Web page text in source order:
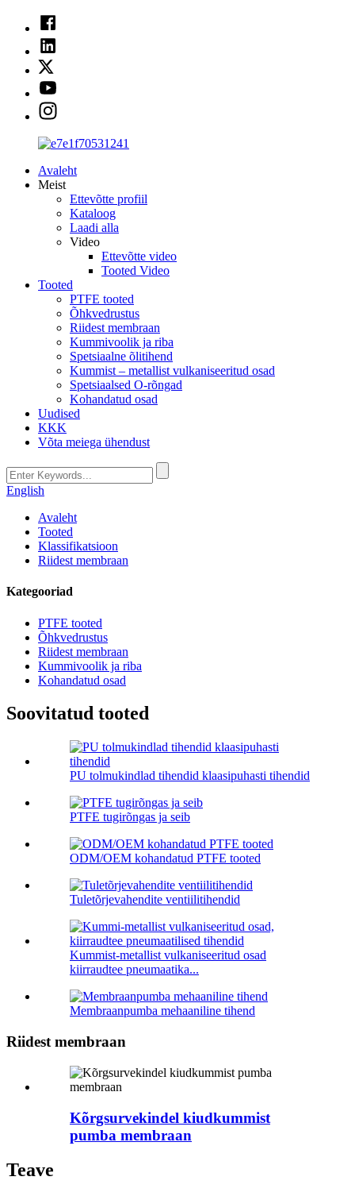
Avaleht
Meist
Ettevõtte profiil
Kataloog
Laadi alla
Video
Ettevõtte video
Tooted Video
Tooted
PTFE tooted
Õhkvedrustus
Riidest membraan
Kummivoolik ja riba
Spetsiaalne õlitihend
Kummist – metallist vulkaniseeritud osad
Spetsiaalsed O-rõngad
Kohandatud osad
Uudised
KKK
Võta meiega ühendust
English
Avaleht
Tooted
Klassifikatsioon
Riidest membraan
Kategooriad
PTFE tooted
Õhkvedrustus
Riidest membraan
Kummivoolik ja riba
Kohandatud osad
Soovitatud tooted
PU tolmukindlad tihendid klaasipuhasti tihendid
PTFE tugirõngas ja seib
ODM/OEM kohandatud PTFE tooted
Tuletõrjevahendite ventiilitihendid
Kummist-metallist vulkaniseeritud osad
kiirraudtee pneumaatika...
Membraanpumba mehaaniline tihend
Riidest membraan
Kõrgsurvekindel kiudkummist
pumba membraan
Teave